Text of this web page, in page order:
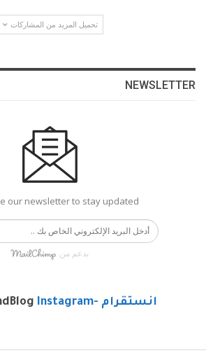
تحميل المزيد من المشاركات
NEWSLETTER
our newsletter to stay updated.
بدعم من
انستقرام -Instagram